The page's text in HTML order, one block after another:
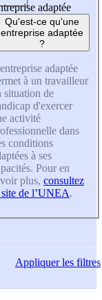
adaptée
Qu'est-ce qu'une
entreprise adaptée
?
adaptée
à un travailleur
situation de
d'exercer
activité
dans
conditions
à ses
Pour en
plus, consultez
de l’UNEA.
Appliquerles filtres